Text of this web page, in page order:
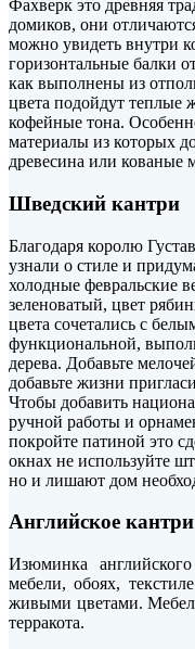
Фахверк это древняя
домиков, они
можно увидеть внутри
горизонтальные балки
как выполнены из
цвета подойдут теплые
кофейные тона.
материалы из которых
древесина или кованые
Шведский кантри
Благодаря королю
узнали о стиле и
холодные февральские
зеленоватый, цвет
цвета сочетались с
функциональной,
дерева. Добавьте
добавьте жизни
Чтобы добавить
ручной работы и
покройте патиной это
окнах не используйте
но и лишают дом
Английское кантри
Изюминка
мебели, обоях,
живыми цветами.
терракота.